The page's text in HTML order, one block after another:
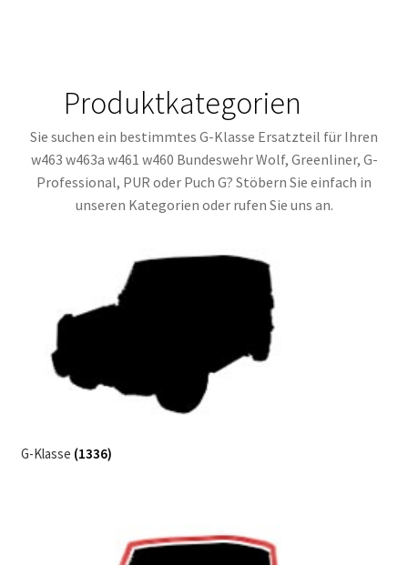
Produktkategorien
Sie suchen ein bestimmtes G-Klasse Ersatzteil für Ihren
w463 w463a w461 w460 Bundeswehr Wolf, Greenliner, G-
Professional, PUR oder Puch G? Stöbern Sie einfach in
unseren Kategorien oder rufen Sie uns an.
G-Klasse (1336)